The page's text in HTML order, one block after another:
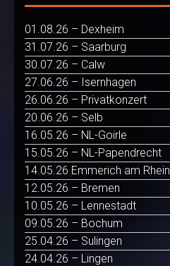
01.08.26 – Dexheim
31.07.26 – Saarburg
30.07.26 – Calw
27.06.26 – Isernhagen
26.06.26 – Privatkonzert
20.06.26 – Selb
16.05.26 – NL-Goirle
15.05.26 – NL-Papendrecht
14.05.26 Emmerich am Rhein
12.05.26 – Bremen
10.05.26 – Lennestadt
09.05.26 – Bochum
25.04.26 – Sulingen
24.04.26 – Lingen